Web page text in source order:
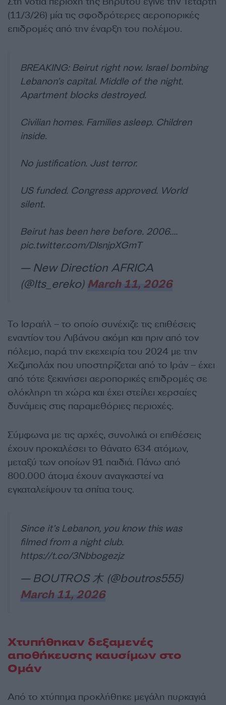
(11/3/26) μία τις σφοδρότερες αεροπορικές
επιδρομές από την έναρξη του πολέμου.
BREAKING: Beirut right now. Israel bombing
Lebanon’s capital. Middle of the night.
Apartment blocks destroyed.
Civilian homes. Families asleep. Children
inside.
No justification. Just terror.
US funded. Congress approved. World
silent.
Beirut has been here before. 2006.…
pic.twitter.com/DIsnjpXGmT
— New Direction AFRICA
(@Its_ereko) March 11, 2026
Το Ισραήλ – το οποίο συνέχιζε τις επιθέσεις
εναντίον του Λιβάνου ακόμη και πριν από τον
πόλεμο, παρά την εκεχειρία του 2024 με την
Χεζμπολάχ που υποστηρίζεται από το Ιράν – έχει
από τότε ξεκινήσει αεροπορικές επιδρομές σε
ολόκληρη τη χώρα και έχει στείλει χερσαίες
δυνάμεις στις παραμεθόριες περιοχές.
Σύμφωνα με τις αρχές, συνολικά οι επιθέσεις
έχουν προκαλέσει το θάνατο 634 ατόμων,
μεταξύ των οποίων 91 παιδιά. Πάνω από
800.000 άτομα έχουν αναγκαστεί να
εγκαταλείψουν τα σπίτια τους.
Since it’s Lebanon, you know this was
filmed from a night club.
https://t.co/3Nbbogezjz
— BOUTROS ⽊ (@boutros555)
March 11, 2026
Χτυπήθηκαν δεξαμενές
αποθήκευσης καυσίμων στο
Ομάν
Από το χτύπημα προκλήθηκε μεγάλη πυρκαγιά